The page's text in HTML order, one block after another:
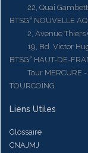
22, Quai Gambetta
BTSG² NOUVELLE
2, Avenue Thiers
19, Bd. Victor
BTSG² HAUT-DE-
Tour MERCURE -
TOURCOING
Liens Utiles
Glossaire
CNAJMJ